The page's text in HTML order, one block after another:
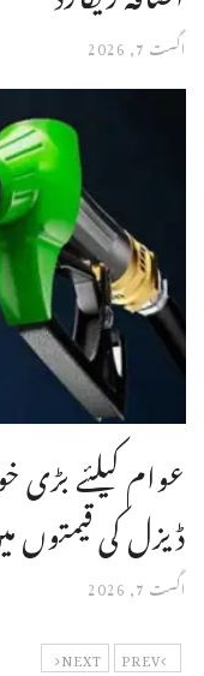
اگست 7, 2026
عوام کیلئے
ڈیزل کی قیمتوں
اگست 7, 2026
PREV
NEXT